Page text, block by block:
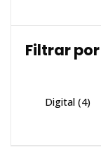
Filtrar
Digital (4)